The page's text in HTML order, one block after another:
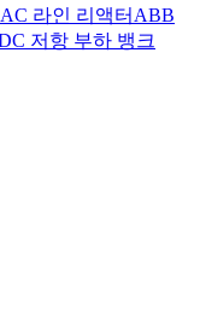
AC 라인 리액터 ABB
저항 부하 뱅크